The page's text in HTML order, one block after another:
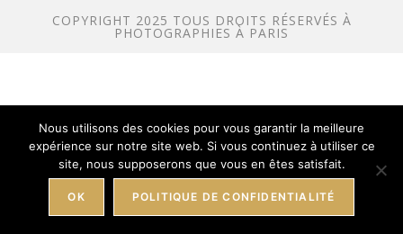
COPYRIGHT 2025 TOUS DROITS RÉSERVÉS À
PHOTOGRAPHIES À PARIS
Nous utilisons des cookies pour vous garantir la meilleure
expérience sur notre site web. Si vous continuez à utiliser ce
site, nous supposerons que vous en êtes satisfait.
OK POLITIQUE DE CONFIDENTIALITÉ